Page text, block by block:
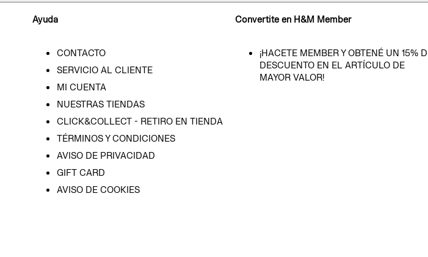
Ayuda
CONTACTO
SERVICIO AL CLIENTE
MI CUENTA
NUESTRAS TIENDAS
CLICK&COLLECT - RETIRO EN TIENDA
TÉRMINOS Y CONDICIONES
AVISO DE PRIVACIDAD
GIFT CARD
AVISO DE COOKIES
Convertite en H&M Member
¡HACETE MEMBER Y OBTENÉ UN 15%
DESCUENTO EN EL ARTÍCULO DE
MAYOR VALOR!